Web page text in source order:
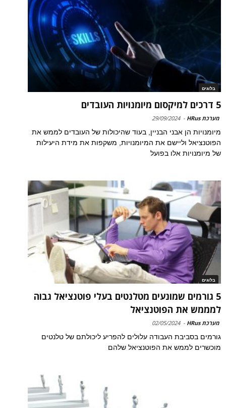
בלוגים
5 דרכים למיקסום מיומנויות העובדים
מערכת HRus -
29/09/2024
מיומנויות הן אבני הבניין, בעוד שהיכולות של העובדים לממש את
הפוטנציאל וליישם את המיומנויות, משקפות את מידת היעילות
של מיומנויות אלו בפועל
בלוגים
5 גורמים שמונעים מטלנטים בעלי פוטנציאל גבוה
למממש את הפוטנציאל
מערכת HRus -
02/05/2024
גורמים בסביבת העבודה עלולים להפריע ליכולתם של טלנטים
מוכשרים לממש את הפוטנציאל שלהם